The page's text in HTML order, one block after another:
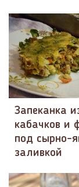
Запеканка
кабачков и
под сырно-
заливкой